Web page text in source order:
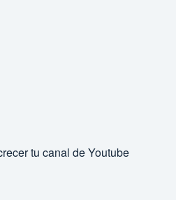
tu canal de Youtube